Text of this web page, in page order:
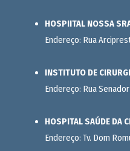
HOSPIITAL NOSSA
Endereço: Rua
INSTITUTO DE
Endereço: Rua
HOSPITAL SAÚDE DA
Endereço: Tv. Dom